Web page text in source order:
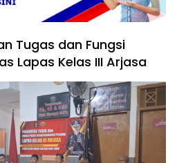
Tugas dan Fungsi
Lapas Kelas III Arjasa